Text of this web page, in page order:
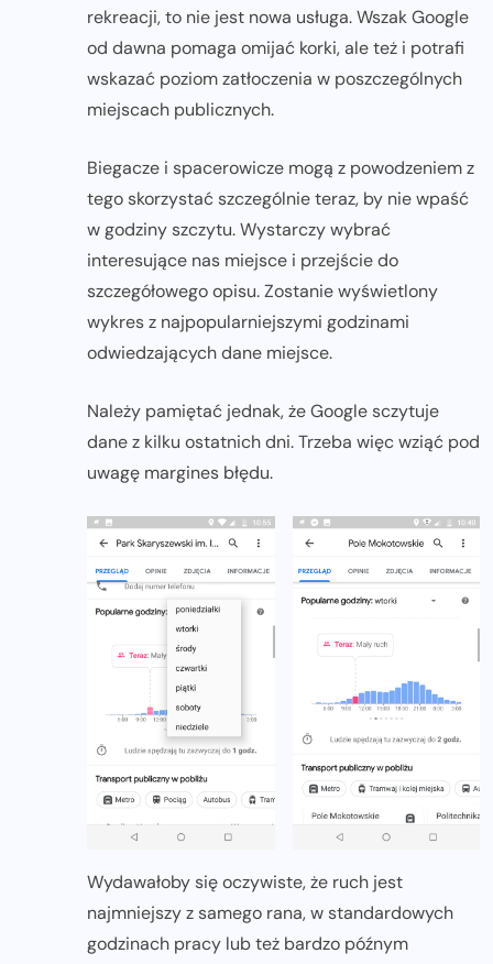
rekreacji, to nie jest nowa usługa. Wszak Google
od dawna pomaga omijać korki, ale też i potrafi
wskazać poziom zatłoczenia w poszczególnych
miejscach publicznych.
Biegacze i spacerowicze mogą z powodzeniem z
tego skorzystać szczególnie teraz, by nie wpaść
w godziny szczytu. Wystarczy wybrać
interesujące nas miejsce i przejście do
szczegółowego opisu. Zostanie wyświetlony
wykres z najpopularniejszymi godzinami
odwiedzających dane miejsce.
Należy pamiętać jednak, że Google sczytuje
dane z kilku ostatnich dni. Trzeba więc wziąć pod
uwagę margines błędu.
Wydawałoby się oczywiste, że ruch jest
najmniejszy z samego rana, w standardowych
godzinach pracy lub też bardzo późnym